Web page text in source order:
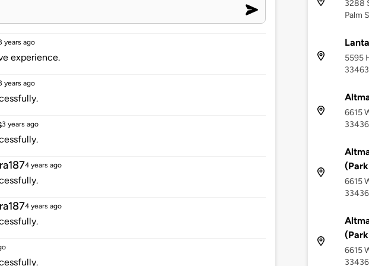
years ago
experience.
years ago
3 years ago
4 years ago
4 years ago
3288
Palm
5595
33463
6615
33436
6615
33436
6615
33436